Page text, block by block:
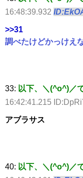
16:48:39.932
>>31
調べたけどかっけえ
33: 以下、＼(^o^)／
16:42:41.215
アブラサス
40: 以下、＼(^o^)／